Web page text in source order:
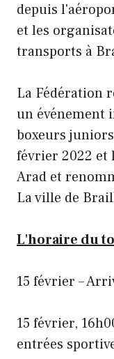
depuis
et les
transports à
La Fédération
un événement
boxeurs
février 2022 et
Arad et
La ville de
L'horaire du
15 février –
15 février,
entrées